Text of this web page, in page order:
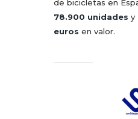
de bicicletas en
78.900 unidades y
euros en valor.